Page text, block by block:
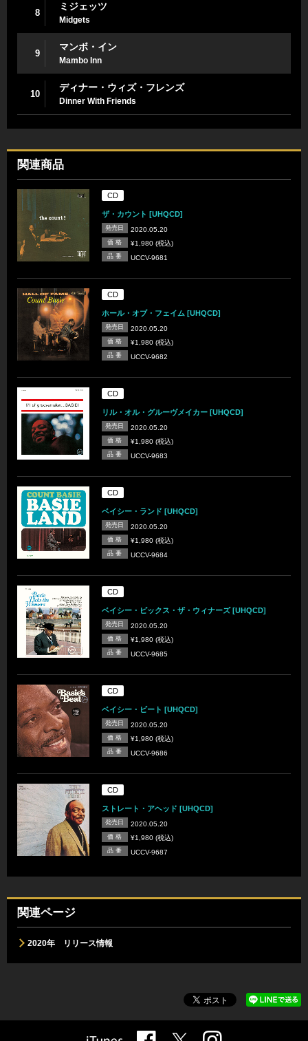
8
ミジェッツ
Midgets
9
マンボ・イン
Mambo Inn
10
ディナー・ウィズ・フレンズ
Dinner With Friends
関連商品
CD
ザ・カウント [UHQCD]
発売日 2020.05.20
価 格 ¥1,980 (税込)
品 番 UCCV-9681
CD
ホール・オブ・フェイム [UHQCD]
発売日 2020.05.20
価 格 ¥1,980 (税込)
品 番 UCCV-9682
CD
リル・オル・グルーヴメイカー [UHQCD]
発売日 2020.05.20
価 格 ¥1,980 (税込)
品 番 UCCV-9683
CD
ベイシー・ランド [UHQCD]
発売日 2020.05.20
価 格 ¥1,980 (税込)
品 番 UCCV-9684
CD
ベイシー・ピックス・ザ・ウィナーズ [UHQCD]
発売日 2020.05.20
価 格 ¥1,980 (税込)
品 番 UCCV-9685
CD
ベイシー・ビート [UHQCD]
発売日 2020.05.20
価 格 ¥1,980 (税込)
品 番 UCCV-9686
CD
ストレート・アヘッド [UHQCD]
発売日 2020.05.20
価 格 ¥1,980 (税込)
品 番 UCCV-9687
関連ページ
2020年 リリース情報